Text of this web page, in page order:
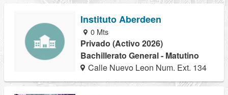
Instituto Aberdeen
0 Mts
Privado (Activo 2026)
Bachillerato General - Matutino
Calle Nuevo Leon Num. Ext. 134